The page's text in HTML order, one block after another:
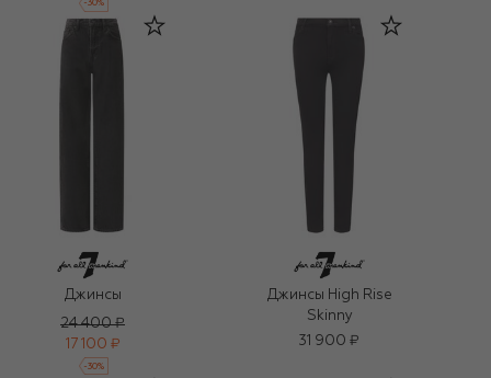
-30%
Джинсы
24 400 ₽
17 100 ₽
-30%
Джинсы High Rise
Skinny
31 900 ₽